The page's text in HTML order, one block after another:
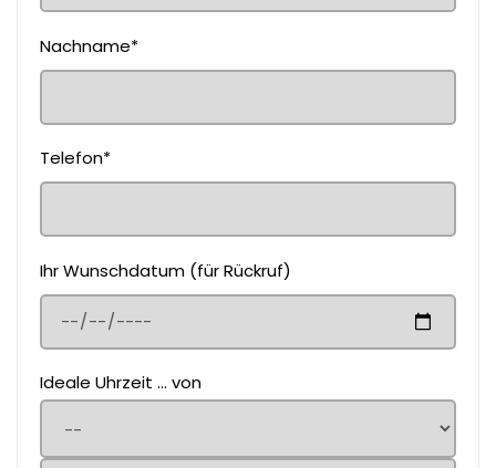
Nachname*
Telefon*
Ihr Wunschdatum (für Rückruf)
Ideale Uhrzeit ... von